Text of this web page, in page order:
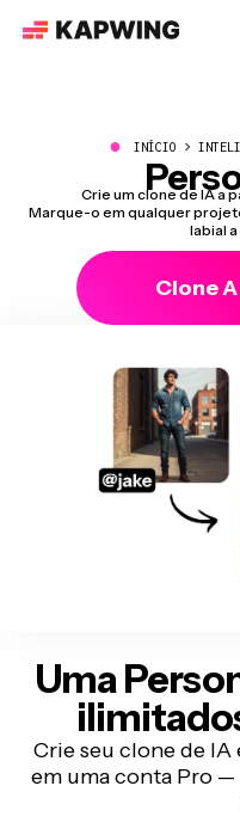
● INÍCIO
Crie um clone de IA a
Marque-o em qualquer
labial
Clone
Uma
Crie seu clone de IA
em uma conta Pro —